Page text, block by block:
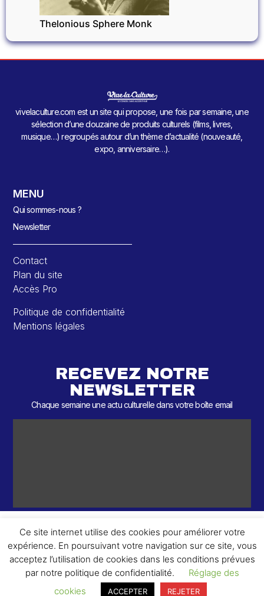
Thelonious Sphere Monk
vivelaculture.com est un site qui propose, une fois par semaine, une
sélection d’une douzaine de produits culturels (films, livres,
musique…) regroupés autour d’un thème d’actualité (nouveauté,
expo, anniversaire…).
MENU
Qui sommes-nous ?
Newsletter
Contact
Plan du site
Accès Pro
Politique de confidentialité
Mentions légales
RECEVEZ NOTRE
NEWSLETTER
Chaque semaine une actu culturelle dans votre boîte email
© 2026 – 2 ème Round – Tous droits réservés.
Ce site internet utilise des cookies pour améliorer votre
expérience. En poursuivant votre navigation sur ce site, vous
acceptez l’utilisation de cookies dans les conditions prévues
par notre politique de confidentialité.
Réglage des
cookies
ACCEPTER REJETER